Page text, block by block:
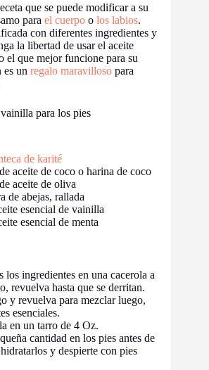
que se puede modificar a su
para el cuerpo o los labios.
con diferentes ingredientes y
la libertad de usar el aceite
el que mejor funcione para su
es un regalo maravilloso para
para los pies
de karité
aceite de coco o harina de coco
aceite de oliva
de abejas, rallada
esencial de vainilla
esencial de menta
los ingredientes en una cacerola a
revuelva hasta que se derritan.
y revuelva para mezclar luego,
esenciales.
en un tarro de 4 Oz.
cantidad en los pies antes de
y despierte con pies